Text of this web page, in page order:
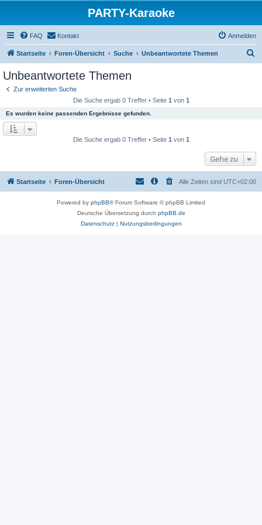
PARTY-Karaoke
FAQ Kontakt Anmelden
Startseite Foren-Übersicht Suche Unbeantwortete Themen
Unbeantwortete Themen
Zur erweiterten Suche
Die Suche ergab 0 Treffer • Seite 1 von 1
Es wurden keine passenden Ergebnisse gefunden.
Die Suche ergab 0 Treffer • Seite 1 von 1
Gehe zu
Startseite Foren-Übersicht Alle Zeiten sind UTC+02:00
Powered by phpBB® Forum Software © phpBB Limited
Deutsche Übersetzung durch phpBB.de
Datenschutz| Nutzungsbedingungen